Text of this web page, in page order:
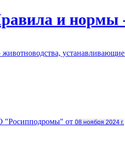
и нормы
"Росипподромы" от 08 ноября 2024 г.